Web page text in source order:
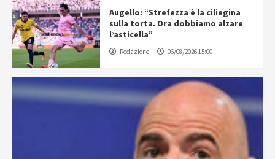
Augello: “Strefezza è la ciliegina
sulla torta. Ora dobbiamo alzare
l’asticella”
Redazione 06/08/2026 15:00